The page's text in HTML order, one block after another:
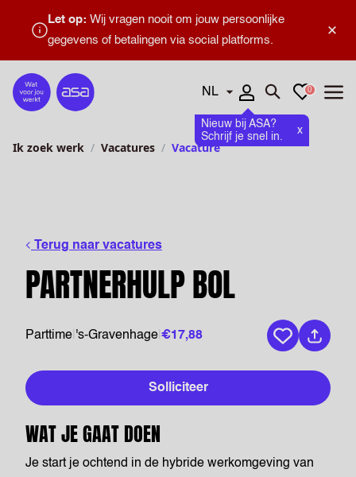
×
Let op: Wij vragen nooit om jouw persoonlijke
gegevens of betalingen via social platforms.
Home
Talen
Nieuw bij ASA?
Schrijf je snel in.
x
Zoeken openen
Favorieten
0
Ik zoek werk Vacatures Vacature
Terug naar vacatures
PARTNERHULP BOL
Parttime 's-Gravenhage €17,88
Bewaar
Solliciteer
WAT JE GAAT DOEN
Je start je ochtend in de hybride werkomgeving van